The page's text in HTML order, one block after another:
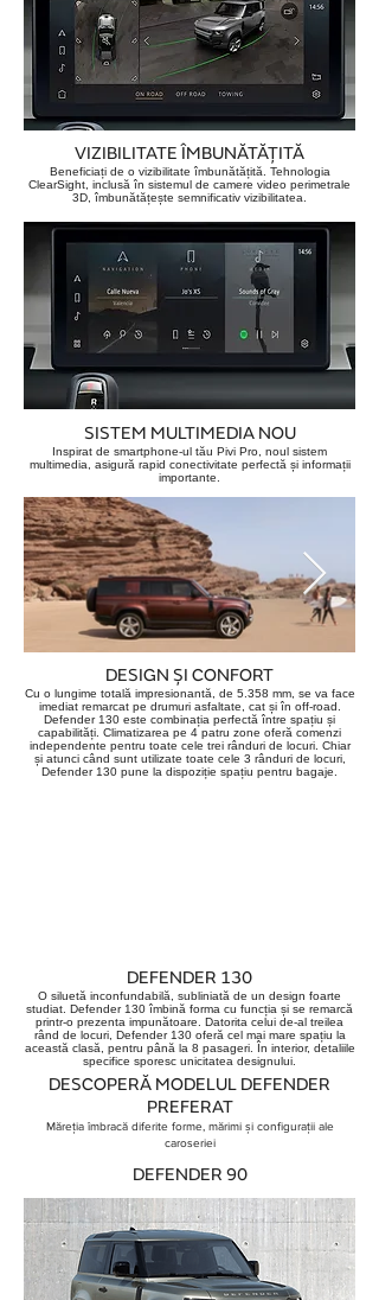
VIZIBILITATE ÎMBUNĂTĂȚITĂ
Beneficiați de o vizibilitate îmbunătățită. Tehnologia
ClearSight, inclusă în sistemul de camere video perimetrale
3D, îmbunătățește semnificativ vizibilitatea.
SISTEM MULTIMEDIA NOU
Inspirat de smartphone-ul tău Pivi Pro, noul sistem
multimedia, asigură rapid conectivitate perfectă și informații
importante.
DESIGN ȘI CONFORT
Cu o lungime totală impresionantă, de 5.358 mm, se va face
imediat remarcat pe drumuri asfaltate, cat și în off-road.
Defender 130 este combinația perfectă între spațiu și
capabilități. Climatizarea pe 4 patru zone oferă comenzi
independente pentru toate cele trei rânduri de locuri. Chiar
și atunci când sunt utilizate toate cele 3 rânduri de locuri,
Defender 130 pune la dispoziție spațiu pentru bagaje.
DEFENDER 130
O siluetă inconfundabilă, subliniată de un design foarte
studiat. Defender 130 îmbină forma cu funcția și se remarcă
printr-o prezenta impunătoare. Datorita celui de-al treilea
rând de locuri, Defender 130 oferă cel mai mare spațiu la
această clasă, pentru până la 8 pasageri. În interior, detaliile
specifice sporesc unicitatea designului.
DESCOPERĂ MODELUL DEFENDER
PREFERAT
Măreția îmbracă diferite forme, mărimi și configurații ale
caroseriei
DEFENDER 90